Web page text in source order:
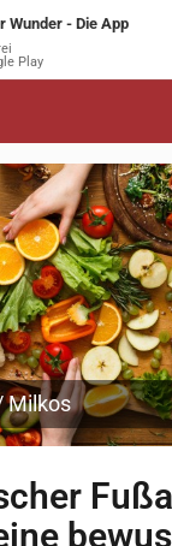
Milkos
Wunder - Die App
Play